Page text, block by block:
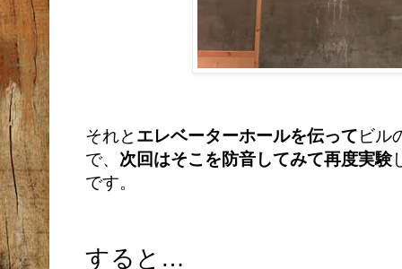
それと エレベーターホールを伝ってビル
で、 次回はそこを防音してみて再度実験
です。
すると…